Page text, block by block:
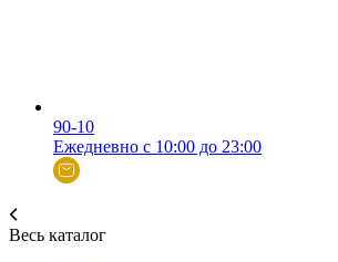
90-10
Ежедневно с 10:00 до 23:00
Весь каталог